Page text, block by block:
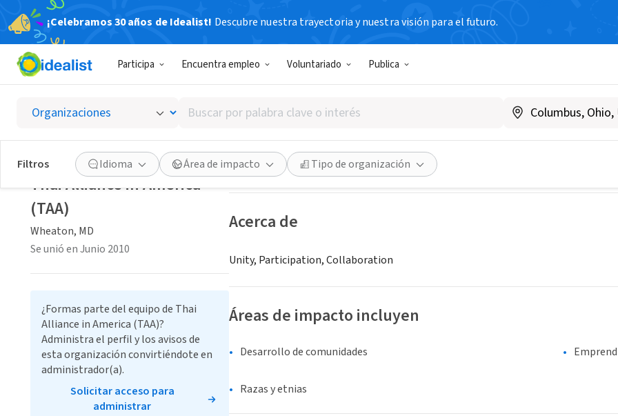
¡Celebramos 30 años de Idealist! Descubre nuestra trayectoria y nuestra visión para el futuro.
Participa Encuentra empleo Voluntariado Publica
Buscar
por
palabra
clave
o
interés
Filtros Idioma Área de impacto Tipo de organización
Thai Alliance in America (TAA)
Wheaton, MD|www.taausa.org
Guardar Compartir
Acerca de
Unity, Participation, Collaboration
Áreas de impacto incluyen
Desarrollo de comunidades
Razas y etnias
Thai Alliance in America
(TAA)
Wheaton, MD
Se unió en Junio 2010
¿Formas parte del equipo de Thai
Alliance in America (TAA)?
Administra el perfil y los avisos de
esta organización convirtiéndote en
administrador(a).
Solicitar acceso para
administrar